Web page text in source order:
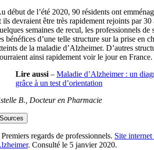
début de l’été 2020, 90 résidents ont
ils devraient être très rapidement rejoints par 30
semaines de recul, les professionnels de
bénéfices d’une telle structure sur la prise en
de la maladie d’Alzheimer. D’autres
ainsi rapidement voir le jour en France.
Lire aussi– Maladie d’Alzheimer : un
grâce à un test d’orientation
B., Docteur en Pharmacie
regards de professionnels. Site
. Consulté le 5 janvier 2020.